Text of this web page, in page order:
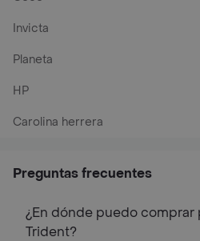
Invicta
Planeta
HP
Carolina herrera
Preguntas frecuentes
¿En dónde puedo
Trident?